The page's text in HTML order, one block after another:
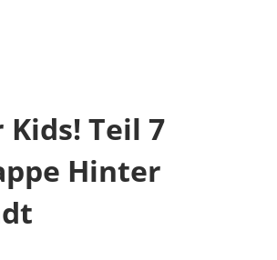
Kids! Teil 7
Hinter